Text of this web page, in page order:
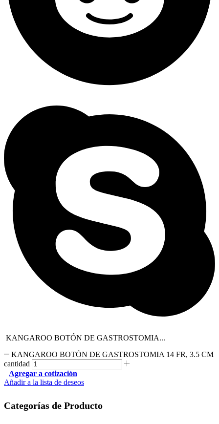
KANGAROO BOTÓN DE GASTROSTOMIA...
KANGAROO BOTÓN DE GASTROSTOMIA 14 FR, 3.5 CM
cantidad
Agregar a cotización
Añadir a la lista de deseos
Categorías de Producto